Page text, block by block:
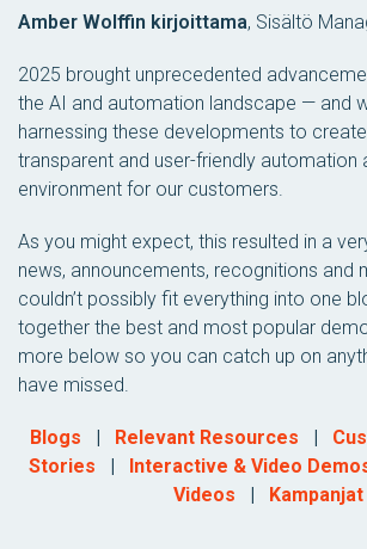
Amber Wolffin kirjoittama, Sisältö
2025 brought unprecedented
the AI and automation landscape — and
harnessing these developments to
transparent and user-friendly automation
environment for our customers.
As you might expect, this resulted in a
news, announcements, recognitions and
couldn’t possibly fit everything into one
together the best and most popular
more below so you can catch up on
have missed.
Blogs | Relevant Resources |
Stories | Interactive & Video
Videos | Kampanjat